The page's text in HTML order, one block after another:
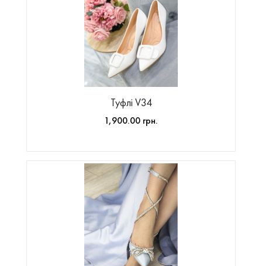
Туфлі V34
1,900.00 грн.